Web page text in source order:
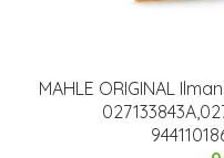
MAHLE ORIGINAL